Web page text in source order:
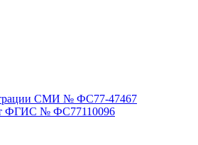
СМИ № ФС77-47467
ФГИС № ФС77110096